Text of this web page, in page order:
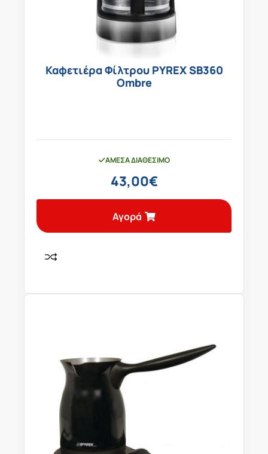
Καφετιέρα Φίλτρου PYREX SB360
Ombre
ΆΜΕΣΑ ΔΙΑΘΈΣΙΜΟ
43,00€
Αγορά